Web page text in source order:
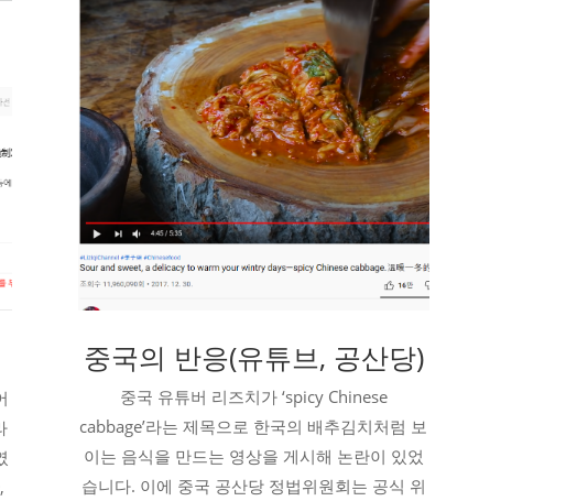
중국의 반응(유튜브, 공산당)
중국 유튜버 리즈치가 ‘spicy Chinese
cabbage’라는 제목으로 한국의 배추김치처럼 보
이는 음식을 만드는 영상을 게시해 논란이 있었
습니다. 이에 중국 공산당 정법위원회는 공식 위